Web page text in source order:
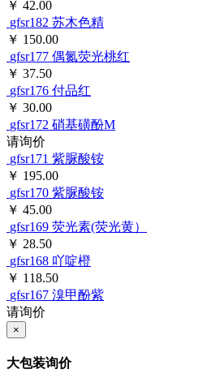
￥ 42.00
gfsr182 苏木色精
￥ 150.00
gfsr177 偶氮荧光桃红
￥ 37.50
gfsr176 付品红
￥ 30.00
gfsr172 硝基磺酚M
请询价
gfsr171 紫脲酸铵
￥ 195.00
gfsr170 紫脲酸铵
￥ 45.00
gfsr169 荧光素(荧光黄）
￥ 28.50
gfsr168 吖啶橙
￥ 118.50
gfsr167 溴甲酚紫
请询价
×
大包装询价